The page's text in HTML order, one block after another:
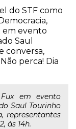
do STF como
em evento
Saul
conversa,
perca! Dia
Fux em evento
Saul Tourinho
representantes
às 14h.